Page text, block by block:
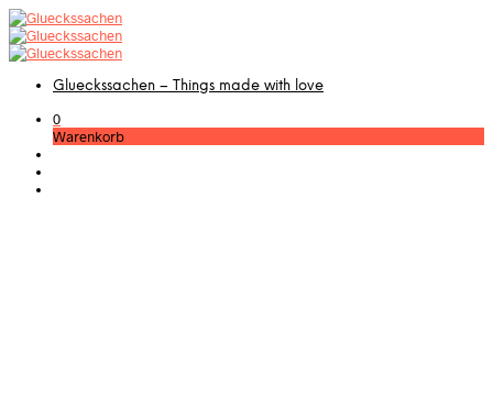
Glueckssachen – Things made with love
0
Warenkorb